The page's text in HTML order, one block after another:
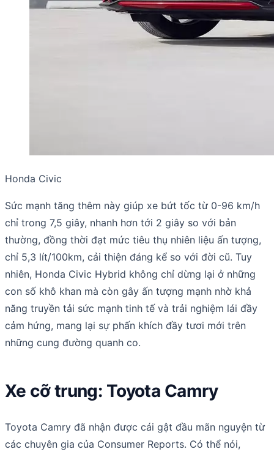
Honda Civic
Sức mạnh tăng thêm này giúp xe bứt tốc từ 0-96 km/h
chỉ trong 7,5 giây, nhanh hơn tới 2 giây so với bản
thường, đồng thời đạt mức tiêu thụ nhiên liệu ấn tượng,
chỉ 5,3 lít/100km, cải thiện đáng kể so với đời cũ. Tuy
nhiên, Honda Civic Hybrid không chỉ dừng lại ở những
con số khô khan mà còn gây ấn tượng mạnh nhờ khả
năng truyền tải sức mạnh tinh tế và trải nghiệm lái đầy
cảm hứng, mang lại sự phấn khích đầy tươi mới trên
những cung đường quanh co.
Xe cỡ trung: Toyota Camry
Toyota Camry đã nhận được cái gật đầu mãn nguyện từ
các chuyên gia của Consumer Reports. Có thể nói,